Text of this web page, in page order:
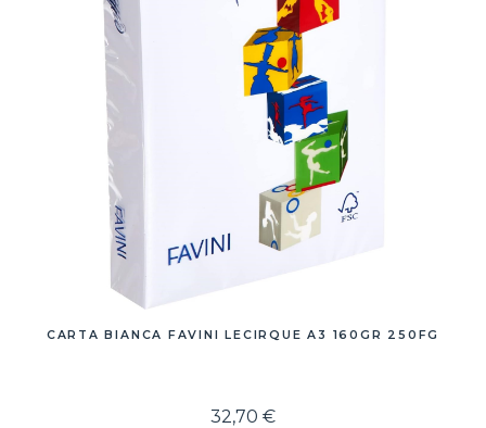
CARTA BIANCA FAVINI LECIRQUE A3 160GR 250FG
32,70 €